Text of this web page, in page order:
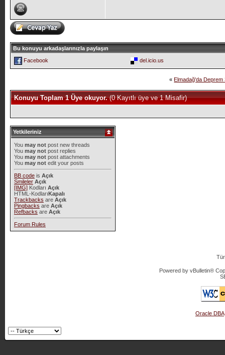
Bu konuyu arkadaşlarınızla paylaşın
Facebook
del.icio.us
« Elmadağ'da Deprem
Konuyu Toplam 1 Üye okuyor.(0 Kayıtlı üye ve 1 Misafir)
Yetkileriniz
You may notpost new threads
You may notpost replies
You may notpost attachments
You may notedit your posts
BB codeis Açık
Smileler Açık
[IMG]Kodları Açık
HTML-KodlarıKapalı
Trackbacks are Açık
Pingbacks are Açık
Refbacks are Açık
Forum Rules
Powered by vBulletin®
Oracle DBA